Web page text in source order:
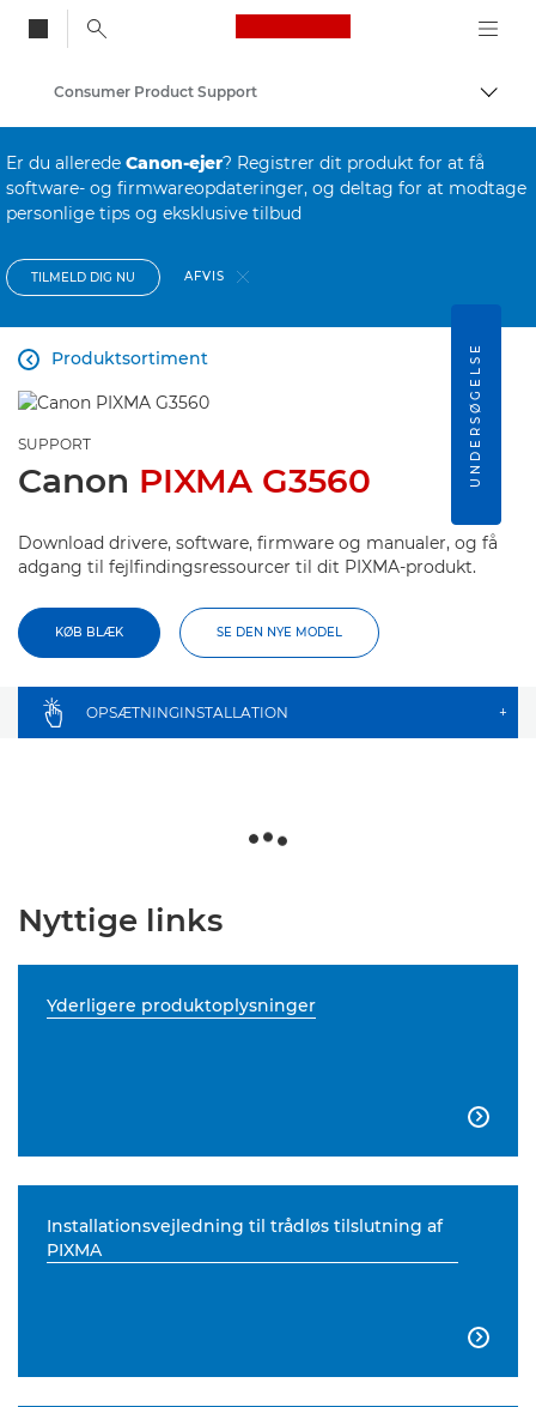
Canon Logo, back
Skift
Consumer Product Support
Er du allerede Canon-ejer? Registrer dit produkt for at få
software- og firmwareopdateringer, og deltag for at modtage
personlige tips og eksklusive tilbud
TILMELD DIG NU AFVIS
Produktsortiment

SUPPORT
Canon PIXMA G3560
Download drivere, software, firmware og manualer, og få
adgang til fejlfindingsressourcer til dit PIXMA-produkt.
KØB BLÆK SE DEN NYE MODEL
OPSÆTNINGINSTALLATION +
Nyttige links
Yderligere produktoplysninger

Installationsvejledning til trådløs tilslutning af
PIXMA

UNDERSØGELSE